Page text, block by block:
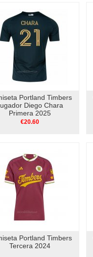
Portland Timbers
Diego Chara
Primera 2025
€20.60
Portland Timbers
Tercera 2024